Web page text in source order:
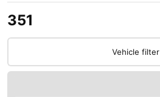
351
Vehicle filter